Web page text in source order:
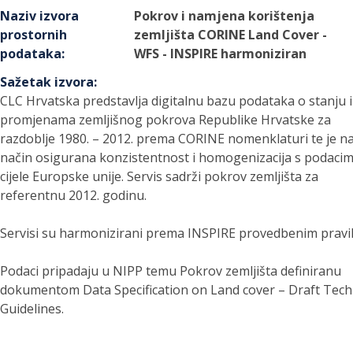
Naziv izvora
prostornih
podataka:
Pokrov i namjena korištenja
zemljišta CORINE Land Cover -
WFS - INSPIRE harmoniziran
Sažetak izvora:
CLC Hrvatska predstavlja digitalnu bazu podataka o stanju i
promjenama zemljišnog pokrova Republike Hrvatske za
razdoblje 1980. – 2012. prema CORINE nomenklaturi te je
način osigurana konzistentnost i homogenizacija s
cijele Europske unije. Servis sadrži pokrov zemljišta za
referentnu 2012. godinu.
Servisi su harmonizirani prema INSPIRE provedbenim
Podaci pripadaju u NIPP temu Pokrov zemljišta definiranu
dokumentom Data Specification on Land cover – Draft
Guidelines.